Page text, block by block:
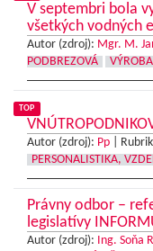
V septembri bola
všetkých vodných
Autor (zdroj): Mgr. M.
PODBREZOVÁ
TOP
Autor (zdroj): Pp
PERSONALISTIKA,
Právny odbor –
legislatívy
Autor (zdroj): Ing. Soňa